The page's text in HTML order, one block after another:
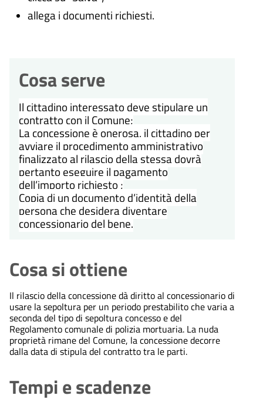
allega i documenti richiesti.
Cosa serve
Il cittadino interessato deve stipulare un
contratto con il Comune;
La concessione è onerosa, il cittadino per
avviare il procedimento amministrativo
finalizzato al rilascio della stessa dovrà
pertanto eseguire il pagamento
dell’importo richiesto ;
Copia di un documento d’identità della
persona che desidera diventare
concessionario del bene.
Cosa si ottiene
Il rilascio della concessione dà diritto al concessionario di
usare la sepoltura per un periodo prestabilito che varia a
seconda del tipo di sepoltura concesso e del
Regolamento comunale di polizia mortuaria. La nuda
proprietà rimane del Comune, la concessione decorre
dalla data di stipula del contratto tra le parti.
Tempi e scadenze